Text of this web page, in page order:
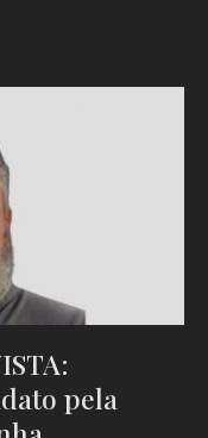
pela